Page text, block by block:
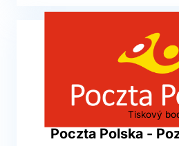
Tiskový
Poczta Polska -